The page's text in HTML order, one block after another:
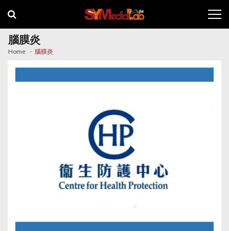
navigation
content
腦膜炎
Home 腦膜炎